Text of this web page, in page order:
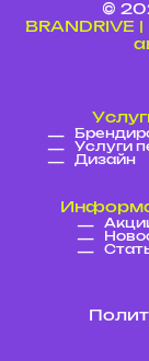
©
BRANDRIVE
Услуги
Дизайн